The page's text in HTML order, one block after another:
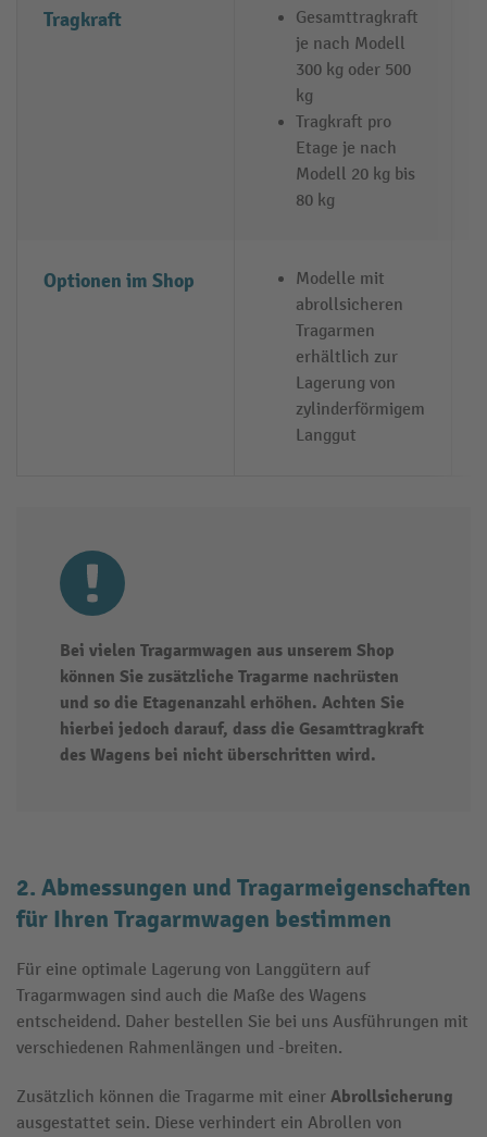
Tragkraft
Gesamttragkraft
je nach Modell
300 kg oder 500
kg
Tragkraft pro
Etage je nach
Modell 20 kg bis
80 kg
Optionen im Shop
Modelle mit
abrollsicheren
Tragarmen
erhältlich zur
Lagerung von
zylinderförmigem
Langgut
Bei vielen Tragarmwagen aus unserem Shop
können Sie zusätzliche Tragarme nachrüsten
und so die Etagenanzahl erhöhen. Achten Sie
hierbei jedoch darauf, dass die Gesamttragkraft
des Wagens bei nicht überschritten wird.
2. Abmessungen und Tragarmeigenschaften
für Ihren Tragarmwagen bestimmen
Für eine optimale Lagerung von Langgütern auf
Tragarmwagen sind auch die Maße des Wagens
entscheidend. Daher bestellen Sie bei uns Ausführungen mit
verschiedenen Rahmenlängen und -breiten.
Zusätzlich können die Tragarme mit einer Abrollsicherung
ausgestattet sein. Diese verhindert ein Abrollen von